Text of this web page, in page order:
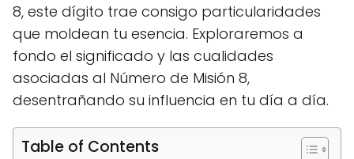
8, este dígito trae consigo particularidades
que moldean tu esencia. Exploraremos a
fondo el significado y las cualidades
asociadas al Número de Misión 8,
desentrañando su influencia en tu día a día.
Table of Contents